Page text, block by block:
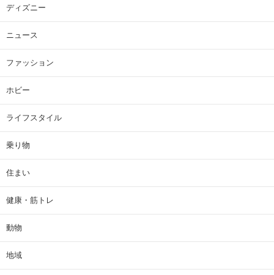
ディズニー
ニュース
ファッション
ホビー
ライフスタイル
乗り物
住まい
健康・筋トレ
動物
地域